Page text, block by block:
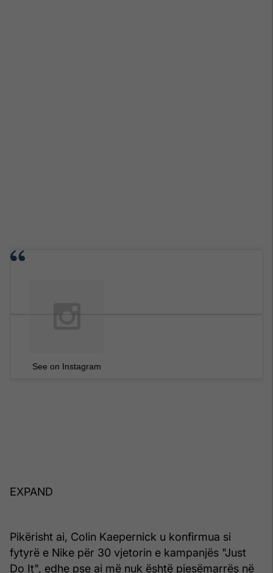
See on Instagram
EXPAND
Pikërisht ai, Colin Kaepernick u konfirmua si
fytyrë e Nike për 30 vjetorin e kampanjës "Just
Do It", edhe pse ai më nuk është pjesëmarrës në